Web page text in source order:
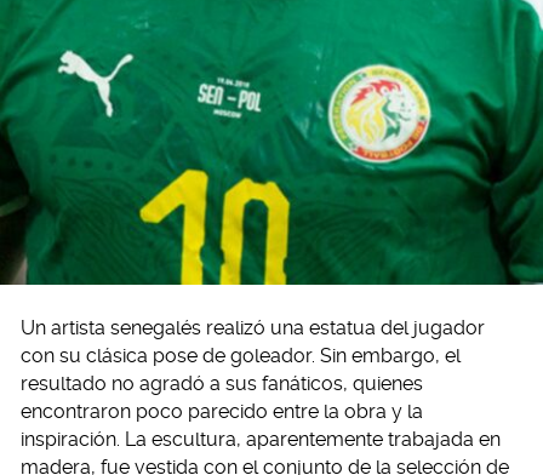
Un artista senegalés realizó una estatua del jugador
con su clásica pose de goleador. Sin embargo, el
resultado no agradó a sus fanáticos, quienes
encontraron poco parecido entre la obra y la
inspiración. La escultura, aparentemente trabajada en
madera, fue vestida con el conjunto de la selección de